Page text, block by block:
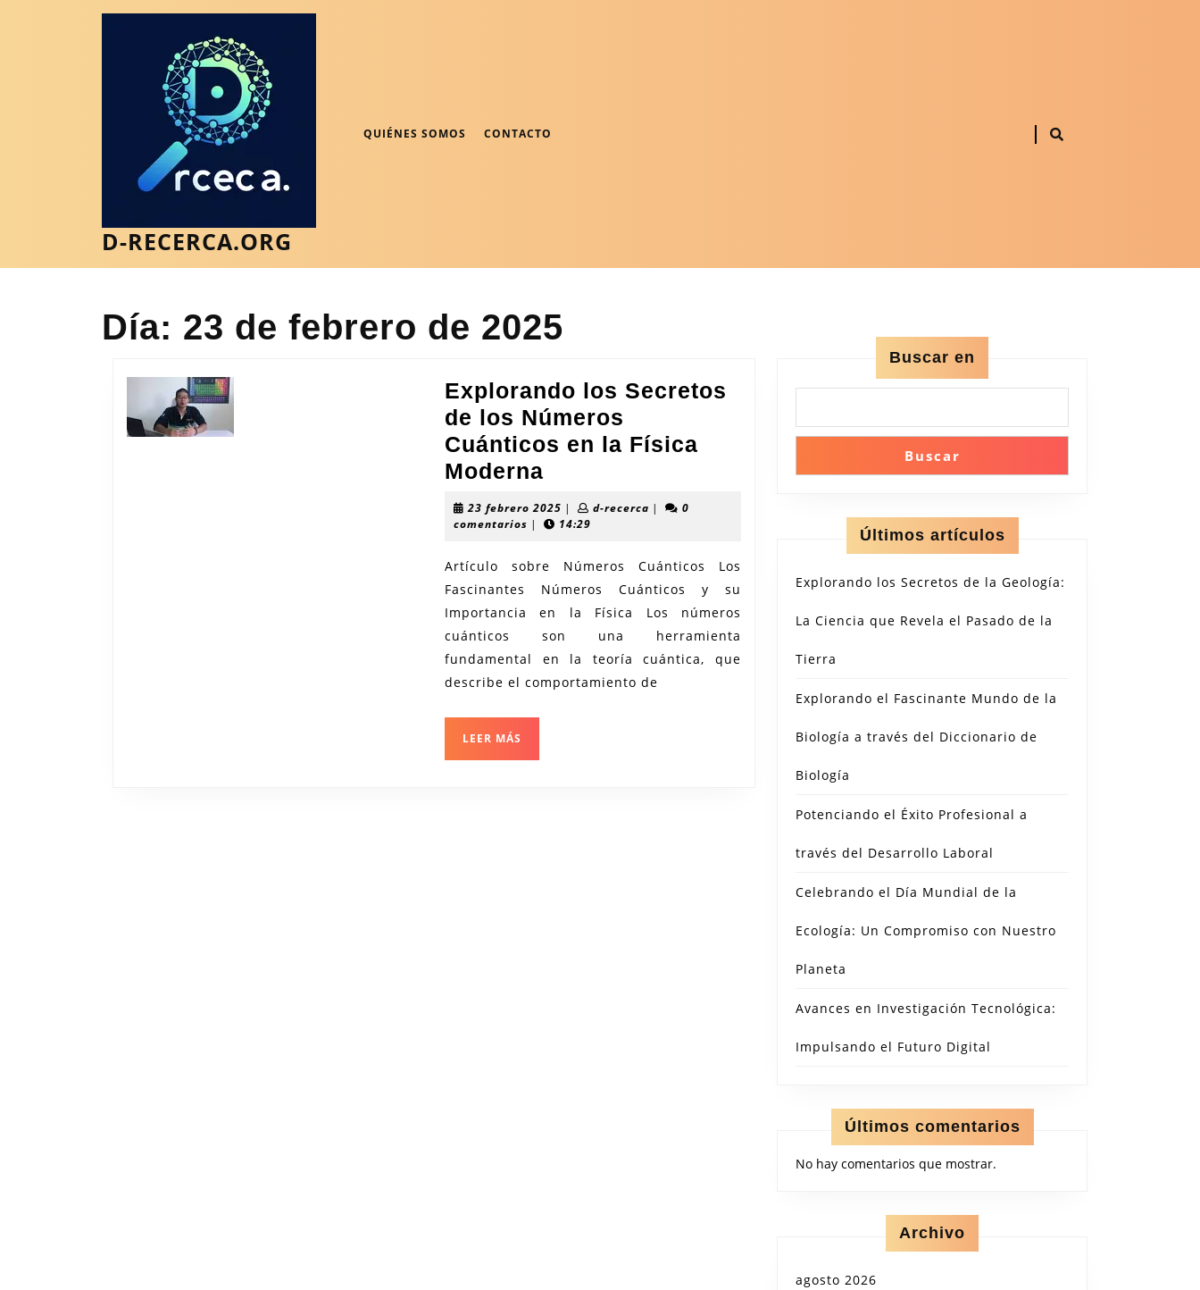
D-RECERCA.ORG
QUIÉNES SOMOS CONTACTO
Día: 23 de febrero de 2025
Explorando los Secretos
de los Números
Cuánticos en la Física
Moderna
Secretos
los
Números
Cuánticos
en
la
23 febrero 2025 23
febrero
| d-recerca d-|
0
comentarios | 14:29
Artículo sobre Números Cuánticos Los
Fascinantes Números Cuánticos y su
Importancia en la Física Los números
cuánticos son una herramienta
fundamental en la teoría cuántica, que
describe el comportamiento de
LEER MÁS
Buscar en
Buscar
Últimos artículos
Explorando los Secretos de la Geología:
La Ciencia que Revela el Pasado de la
Tierra
Explorando el Fascinante Mundo de la
Biología a través del Diccionario de
Biología
Potenciando el Éxito Profesional a
través del Desarrollo Laboral
Celebrando el Día Mundial de la
Ecología: Un Compromiso con Nuestro
Planeta
Avances en Investigación Tecnológica:
Impulsando el Futuro Digital
Últimos comentarios
No hay comentarios que mostrar.
Archivo
agosto 2026